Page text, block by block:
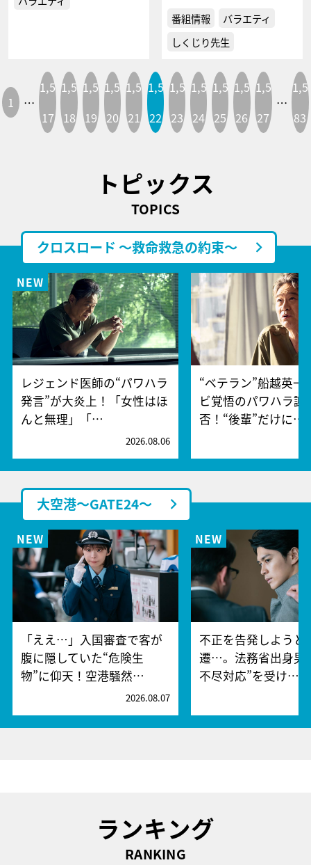
番組情報
バラエティ
しくじり先生
1 …
1,5
17
1,5
18
1,5
19
1,5
20
1,5
21
1,5
22
1,5
23
1,5
24
1,5
25
1,5
26
1,5
27
…
1,5
83
トピックス
TOPICS
クロスロード ～救命救急の約束～
レジェンド医師の“パワハラ
発言”が大炎上！「女性はほ
んと無理」「…
2026.08.06
“ベテラン”船越英一
ビ覚悟のパワハラ謝
否！“後輩”だけに…
大空港～GATE24～
「ええ…」入国審査で客が
腹に隠していた“危険生
物”に仰天！空港騒然…
2026.08.07
不正を告発しようと
遷…。法務省出身男
不尽対応”を受け…
ランキング
RANKING